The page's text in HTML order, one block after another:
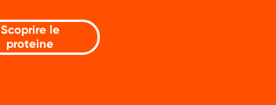
Scoprire le
proteine